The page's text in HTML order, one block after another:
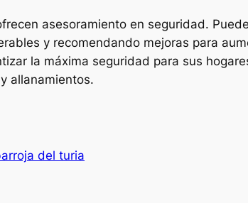
asesoramiento en seguridad.
y recomendando mejoras para
la máxima seguridad para sus
allanamientos.
del turia